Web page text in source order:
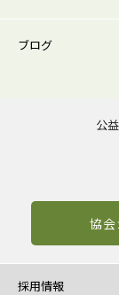
ブログ
協
採用情報